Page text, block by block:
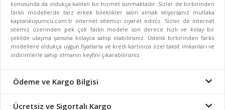
konusunda da oldukça kaliteli bir hizmet sunmaktadır. Sizler de birbirinden
farklı modellerde tarz erkek bileklikler satın almak istiyorsanız mutlaka
kaptankuyumcu.com.tr internet sitemizi ziyaret ediniz. Sizler de internet
sitemiz üzerinden pek çok farklı modele son derece hızlı ve kolay bir
şekilde ulaşma şansına kolayca sahip olabilirsiniz. Üstelik birbirinden farklı
modellere oldukça uygun fiyatlarla ve kredi kartınıza özel taksit imkanları ve
indirimlerle sahip olmanın keyfini çıkarabilirsiniz.
Ödeme ve Kargo Bilgisi
Ücretsiz ve Sigortalı Kargo